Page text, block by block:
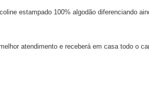
estampado 100% algodão diferenciando
atendimento e receberá em casa todo o